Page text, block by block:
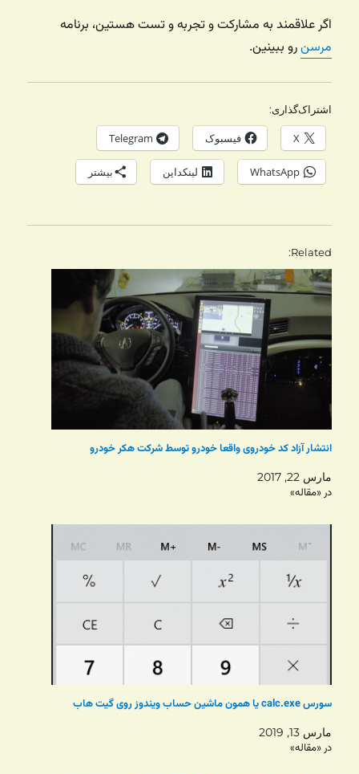
اگر علاقمند به مشارکت و تجربه و تست هستین، برنامه
مرسنرو ببینین.
اشتراک‌گذاری:
X فیسبوک Telegram
WhatsApp لینکداین بیشتر
Related
انتشار آزاد کد خودروی واقعا خودرو توسط شرکت هکر خودرو
مارس 22, 2017
در «مقاله»
سورس calc.exe یا همون ماشین حساب ویندوز روی گیت هاب
مارس 13, 2019
در «مقاله»